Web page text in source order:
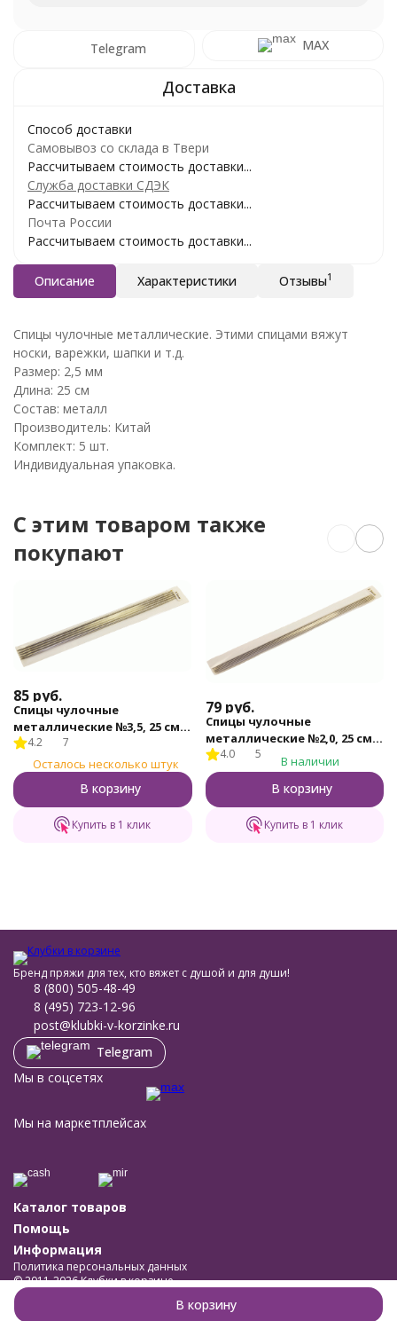
В корзину
Telegram MAX
Способ доставки
Самовывоз со склада в Твери
Рассчитываем стоимость доставки...
Служба доставки СДЭК
Рассчитываем стоимость доставки...
Почта России
Рассчитываем стоимость доставки...
Описание Характеристики Отзывы1
Спицы чулочные металлические. Этими спицами вяжут
носки, варежки, шапки и т.д.
Размер: 2,5 мм
Длина: 25 см
Состав: металл
Производитель: Китай
Комплект: 5 шт.
Индивидуальная упаковка.
C этим товаром также
покупают
85 руб.
Спицы чулочные
металлические №3,5, 25 см,
5 шт.
4.2 7
Осталось несколько штук
В корзину
Купить в 1 клик
79 руб.
Спицы чулочные
металлические №2,0, 25 см,
5 шт.
4.0 5 В наличии
В корзину
Купить в 1 клик
Бренд пряжи для тех, кто вяжет с душой и для души!
8 (800) 505-48-49
8 (495) 723-12-96
post@klubki-v-korzinke.ru
Telegram
Мы в соцсетях
Мы на маркетплейсах
Каталог товаров
Помощь
Информация
Политика персональных данных
© 2011-2026 Клубки в корзине
Разработано в